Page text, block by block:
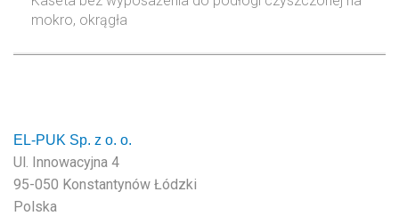
mokro, okrągła
EL-PUK Sp. z o. o.
Ul. Innowacyjna 4
95-050 Konstantynów Łódzki
Polska